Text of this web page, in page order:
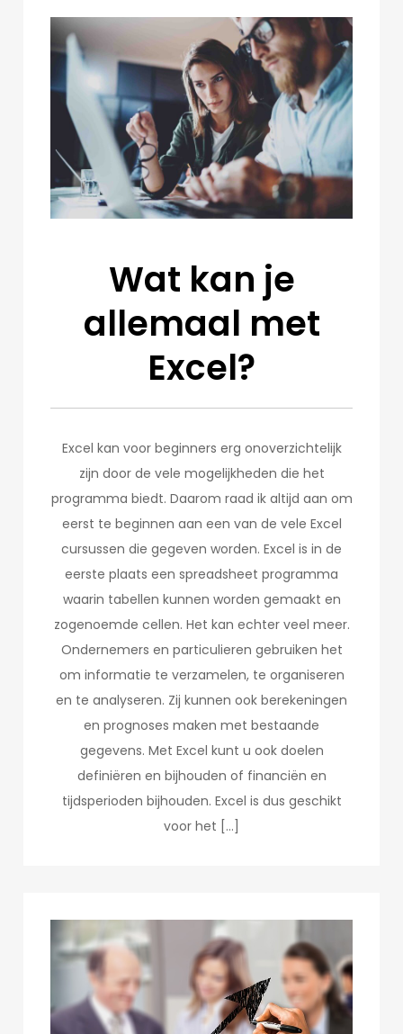
Wat kan je
allemaal met
Excel?
Excel kan voor beginners erg onoverzichtelijk
zijn door de vele mogelijkheden die het
programma biedt. Daarom raad ik altijd aan om
eerst te beginnen aan een van de vele Excel
cursussen die gegeven worden. Excel is in de
eerste plaats een spreadsheet programma
waarin tabellen kunnen worden gemaakt en
zogenoemde cellen. Het kan echter veel meer.
Ondernemers en particulieren gebruiken het
om informatie te verzamelen, te organiseren
en te analyseren. Zij kunnen ook berekeningen
en prognoses maken met bestaande
gegevens. Met Excel kunt u ook doelen
definiëren en bijhouden of financiën en
tijdsperioden bijhouden. Excel is dus geschikt
voor het […]